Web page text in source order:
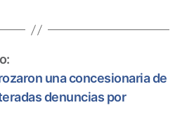
una concesionaria de
denuncias por